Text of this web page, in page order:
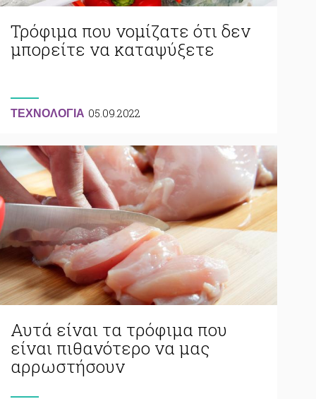
Τρόφιμα που νομίζατε ότι δεν
μπορείτε να καταψύξετε
ΤΕΧΝΟΛΟΓΙΑ 05.09.2022
Αυτά είναι τα τρόφιμα που
είναι πιθανότερο να μας
αρρωστήσουν